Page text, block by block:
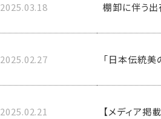
2025.03.18 棚卸に伴う
2025.02.27 「日本伝統
2025.02.21 【メディア掲